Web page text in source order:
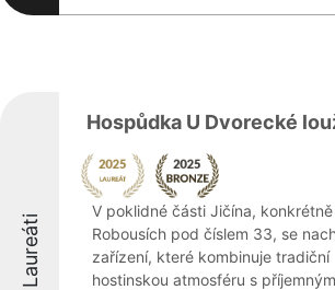
Laureáti
Hospůdka U Dvorecké
V poklidné části Jičína,
Robousích pod číslem 33, se
zařízení, které kombinuje tradiční
hostinskou atmosféru s příjemným